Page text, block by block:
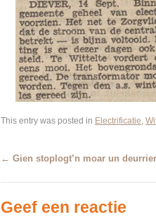
This entry was posted in Electrificatie,
← Gien stoplogt’n moar un
Geef een reactie